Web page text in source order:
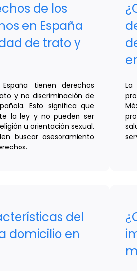
de los
en España
de trato y
tienen derechos
y no discriminación de
Esto significa que
la ley y no pueden ser
u orientación sexual.
buscar asesoramiento
La
del
domicilio en